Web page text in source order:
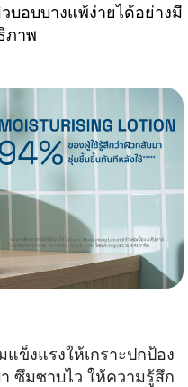
อบบางแพ้ง่ายได้อย่างมี
ภาพ
ข็งแรงให้เกราะปกป้อง
ซึมซาบไว ให้ความรู้สึก